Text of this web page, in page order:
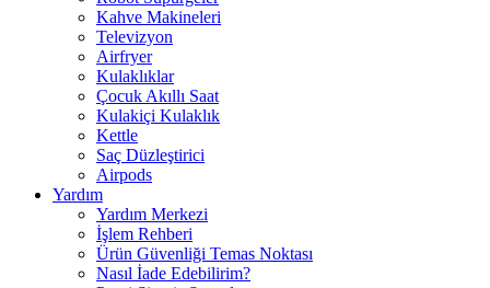
Kahve Makineleri
Televizyon
Airfryer
Kulaklıklar
Çocuk Akıllı Saat
Kulakiçi Kulaklık
Kettle
Saç Düzleştirici
Airpods
Yardım
Yardım Merkezi
İşlem Rehberi
Ürün Güvenliği Temas Noktası
Nasıl İade Edebilirim?